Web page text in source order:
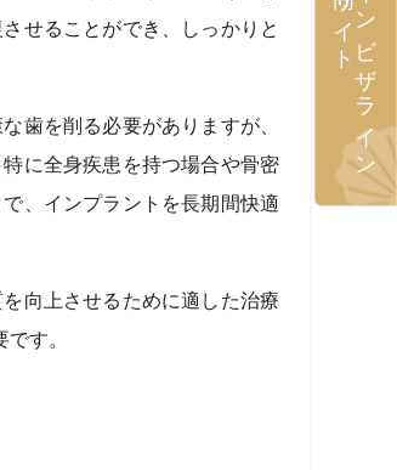
インビザライン
せることができ、しっかりと
歯を削る必要がありますが、
に全身疾患を持つ場合や骨密
、インプラントを長期間快適
向上させるために適した治療
す。